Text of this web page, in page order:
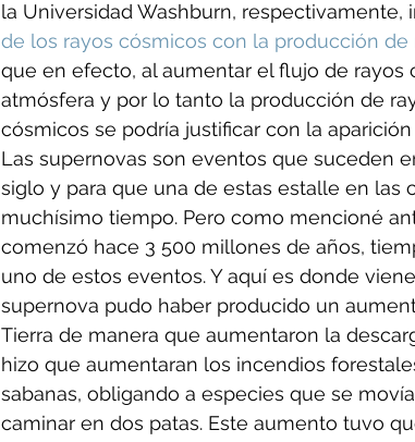
la Universidad Washburn, respectivamente,
de los rayos cósmicos con la producción
que en efecto, al aumentar el flujo de
atmósfera y por lo tanto la producción de
cósmicos se podría justificar con la
Las supernovas son eventos que suceden
siglo y para que una de estas estalle en las
muchísimo tiempo. Pero como mencioné
comenzó hace 3 500 millones de años,
uno de estos eventos. Y aquí es donde
supernova pudo haber producido un
Tierra de manera que aumentaron la
hizo que aumentaran los incendios
sabanas, obligando a especies que se
caminar en dos patas. Este aumento tuvo